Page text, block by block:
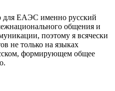
для ЕАЭС именно русский
общения и
поэтому я всячески
не только на языках
формирующем общее